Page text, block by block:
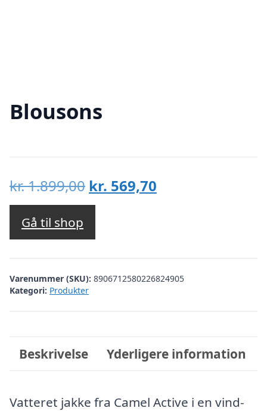
Blousons
kr.1.899,00 Den
oprindelige
var:
kr. 1.899,00.
kr. 569,70
kr. 569,70.
Gå til shop
Varenummer (SKU): 8906712580226824905
Kategori: Produkter
Beskrivelse Yderligere information
Vatteret jakke fra Camel Active i en vind-